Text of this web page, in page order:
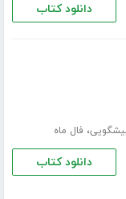
دانلود کتاب
، فال ماه
دانلود کتاب